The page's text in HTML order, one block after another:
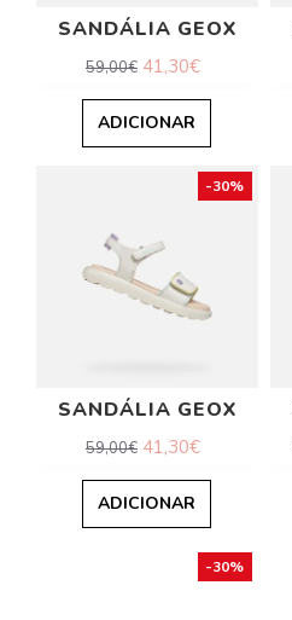
SANDÁLIA GEOX
59,00€ 41,30€
ADICIONAR
-30%
SANDÁLIA GEOX
59,00€ 41,30€
ADICIONAR
-30%